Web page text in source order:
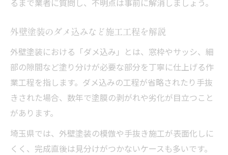
外壁塗装のダメ込みなど施工工程を解説
外壁塗装における「ダメ込み」とは、窓枠やサッシ、細
部の隙間など塗り分けが必要な部分を丁寧に仕上げる作
業工程を指します。ダメ込みの工程が省略されたり手抜
きされた場合、数年で塗膜の剥がれや劣化が目立つこと
があります。
埼玉県では、外壁塗装の模倣や手抜き施工が表面化しに
くく、完成直後は見分けがつかないケースも多いです。